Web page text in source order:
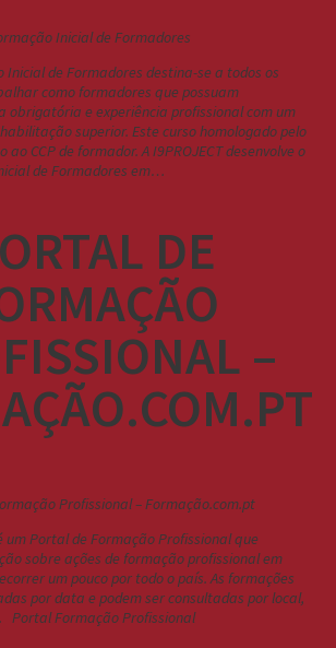
Inicial de Formadores destina-se a todos os
como formadores que possuam
obrigatória e experiência profissional com um
superior. Este curso homologado pelo
ao CCP de formador. A I9PROJECT desenvolve o
de Formadores em…
DE
–
um Portal de Formação Profissional que
sobre ações de formação profissional em
um pouco por todo o país. As formações
por data e podem ser consultadas por local,
Portal Formação Profissional